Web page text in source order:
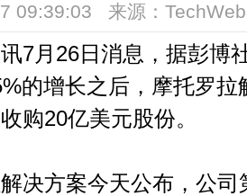
09:39:03 来源：
月26日消息，据彭博
的增长之后，摩托罗
购20亿美元股份。
方案今天公布，公司